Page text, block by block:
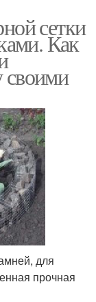
сетки
Как
своими
для
прочная